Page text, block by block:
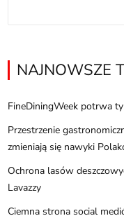
NAJNOWSZE
FineDiningWeek potrwa
Przestrzenie
zmieniają się nawyki
Ochrona lasów
Lavazzy
Ciemna strona social